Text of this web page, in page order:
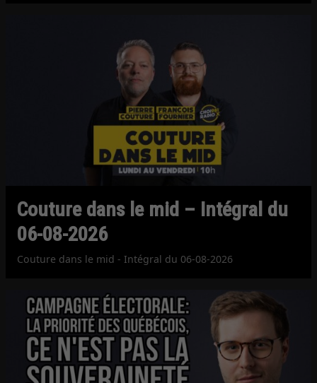
Couture dans le mid – Intégral du
06-08-2026
Couture dans le mid - Intégral du 06-08-2026